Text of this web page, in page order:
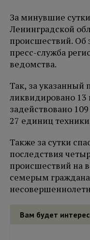
За минувшие
Ленинградской
происшествий. Об
пресс-служба
ведомства.
Так, за указанный
ликвидировано 13
задействовано
27 единиц
Также за сутки
последствия
происшествий на
семерым
Вам будет